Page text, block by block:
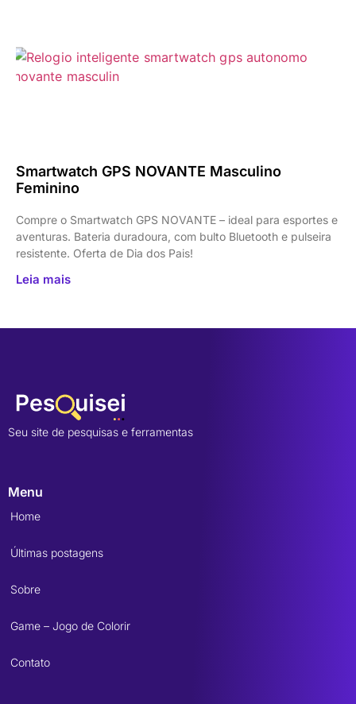
Smartwatch GPS NOVANTE Masculino
Feminino
Compre o Smartwatch GPS NOVANTE – ideal para esportes e
aventuras. Bateria duradoura, com bulto Bluetooth e pulseira
resistente. Oferta de Dia dos Pais!
Leia mais
Seu site de pesquisas e ferramentas
Menu
Home
Últimas postagens
Sobre
Game – Jogo de Colorir
Contato